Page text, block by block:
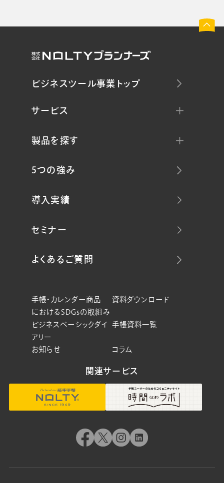
ビジネスツール事業トップ
サービス
製品を探す
5つの強み
導入実績
セミナー
よくあるご質問
手帳・カレンダー商品
におけるSDGsの取組み
資料ダウンロード
ビジネスベーシックダイ
アリー
手帳資料一覧
お知らせ コラム
関連サービス